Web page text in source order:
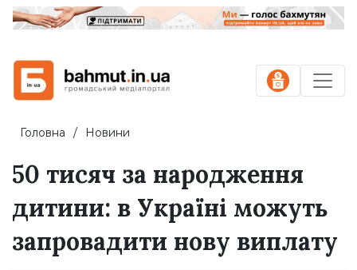
Головна Новини
50 тисяч за народження
дитини: в Україні можуть
запровадити нову виплату